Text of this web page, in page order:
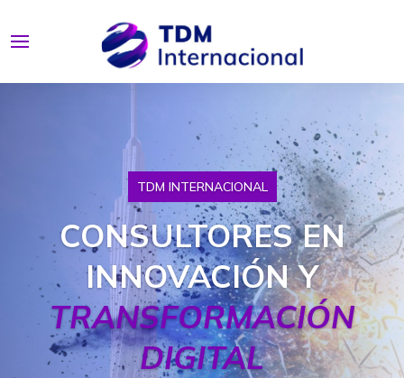
TDM INTERNACIONAL
CONSULTORES EN
INNOVACIÓN Y
TRANSFORMACIÓN
DIGITAL